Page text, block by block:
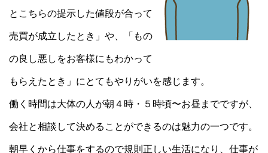
とこちらの提示した値段が合って
売買が成立したとき」や、「もの
の良し悪しをお客様にもわかって
もらえたとき」にとてもやりがいを感じます。
働く時間は大体の人が朝４時・５時頃〜お昼までですが、
会社と相談して決めることができるのは魅力の一つです。
朝早くから仕事をするので規則正しい生活になり、仕事が